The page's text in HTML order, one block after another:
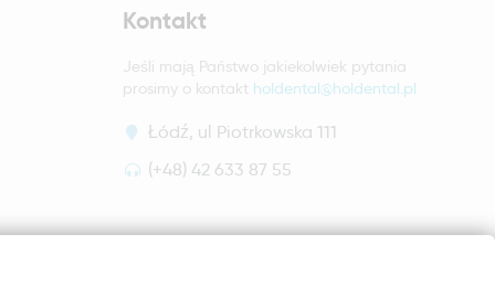
Kontakt
Jeśli mają Państwo jakiekolwiek pytania
prosimy o kontakt holdental@holdental.pl
Łódź, ul Piotrkowska 111
(+48) 42 633 87 55